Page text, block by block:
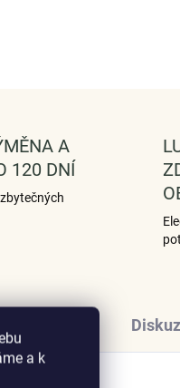
a k
A
120 DNÍ